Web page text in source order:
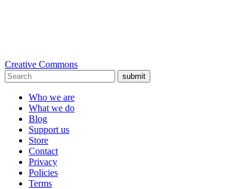
Creative Commons
submit
Who we are
What we do
Blog
Support us
Store
Contact
Privacy
Policies
Terms